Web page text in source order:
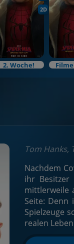
2D
2. Woche!
Tom Hanks,
Nachdem
ihr
mittlerweile
Seite: Denn
Spielzeuge
realen